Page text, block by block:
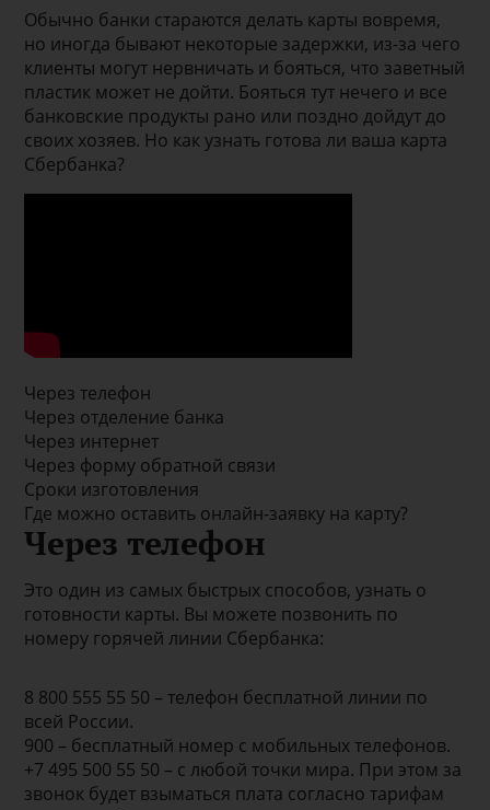
Обычно банки стараются делать карты вовремя,
но иногда бывают некоторые задержки, из-за чего
клиенты могут нервничать и бояться, что заветный
пластик может не дойти. Бояться тут нечего и все
банковские продукты рано или поздно дойдут до
своих хозяев. Но как узнать готова ли ваша карта
Сбербанка?
Через телефон
Через отделение банка
Через интернет
Через форму обратной связи
Сроки изготовления
Где можно оставить онлайн-заявку на карту?
Через телефон
Это один из самых быстрых способов, узнать о
готовности карты. Вы можете позвонить по
номеру горячей линии Сбербанка:
8 800 555 55 50 – телефон бесплатной линии по
всей России.
900 – бесплатный номер с мобильных телефонов.
+7 495 500 55 50 – с любой точки мира. При этом за
звонок будет взыматься плата согласно тарифам